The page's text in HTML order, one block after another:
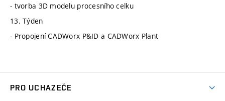
- tvorba 3D modelu procesního celku
13. Týden
- Propojení CADWorx P&ID a CADWorx Plant
PRO UCHAZEČE